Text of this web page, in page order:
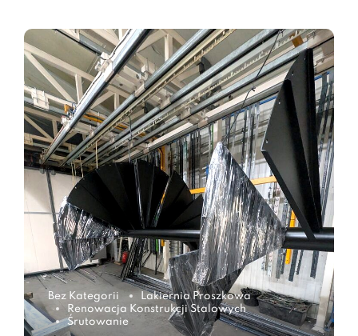
Bez Kategorii
Lakiernia Proszkowa
Renowacja Konstrukcji Stalowych
Śrutowanie